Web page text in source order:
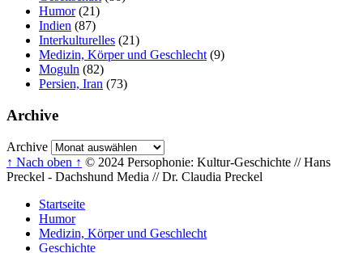
Humor(21)
Indien (87)
Interkulturelles (21)
Medizin, Körper und Geschlecht (9)
Moguln (82)
Persien, Iran (73)
Archive
Archive
↑ Nach oben ↑ © 2024 Persophonie: Kultur-Geschichte // Hans
Preckel - Dachshund Media // Dr. Claudia Preckel
Startseite
Humor
Medizin, Körper und Geschlecht
Geschichte